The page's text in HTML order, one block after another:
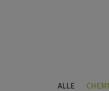
ALLE